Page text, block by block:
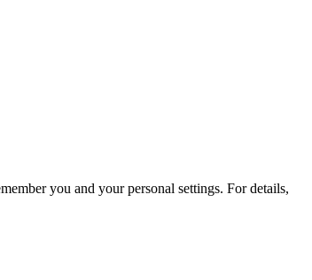
you and your personal settings. For details,